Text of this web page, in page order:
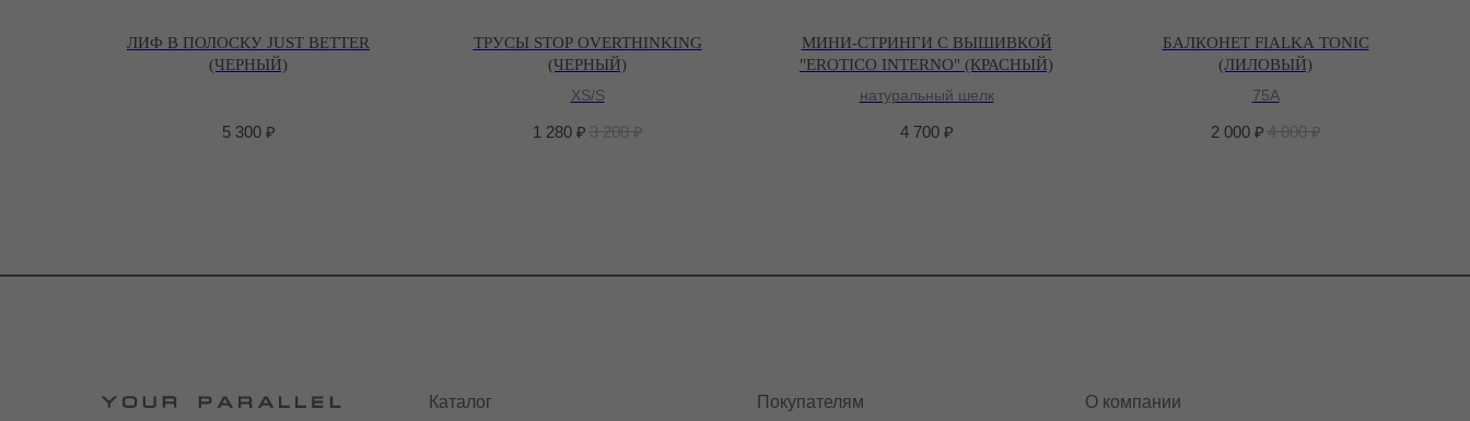
ЛИФ В ПОЛОСКУ JUST BETTER
(ЧЕРНЫЙ)
5 300 ₽
ТРУСЫ STOP OVERTHINKING
(ЧЕРНЫЙ)
XS/S
1 280 ₽ 3 200 ₽
МИНИ-СТРИНГИ С ВЫШИВКОЙ
"EROTICO INTERNO" (КРАСНЫЙ)
натуральный шелк
4 700 ₽
БАЛКОНЕТ FIALKA TONIC
(ЛИЛОВЫЙ)
75A
2 000 ₽ 4 000 ₽
Каталог Покупателям О компании